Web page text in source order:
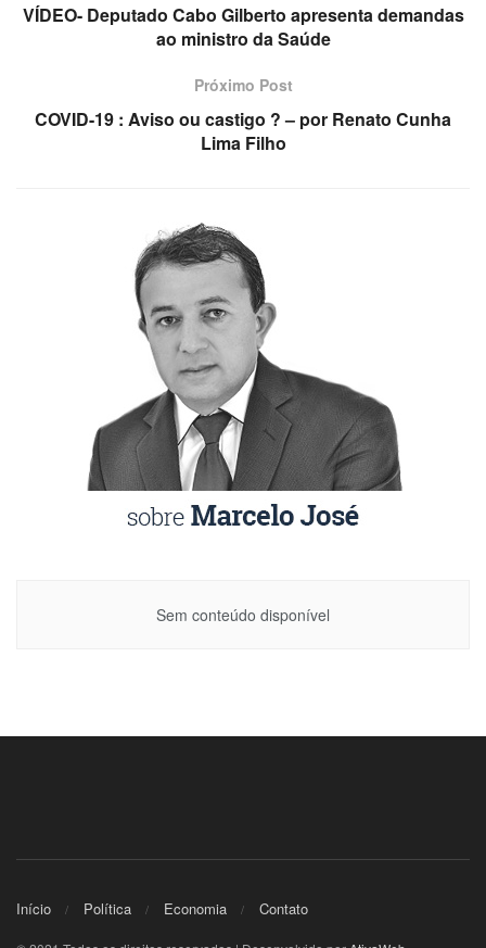
VÍDEO- Deputado Cabo Gilberto apresenta demandas
ao ministro da Saúde
Próximo Post
COVID-19 : Aviso ou castigo ? – por Renato Cunha
Lima Filho
Sem conteúdo disponível
Início Política Economia Contato